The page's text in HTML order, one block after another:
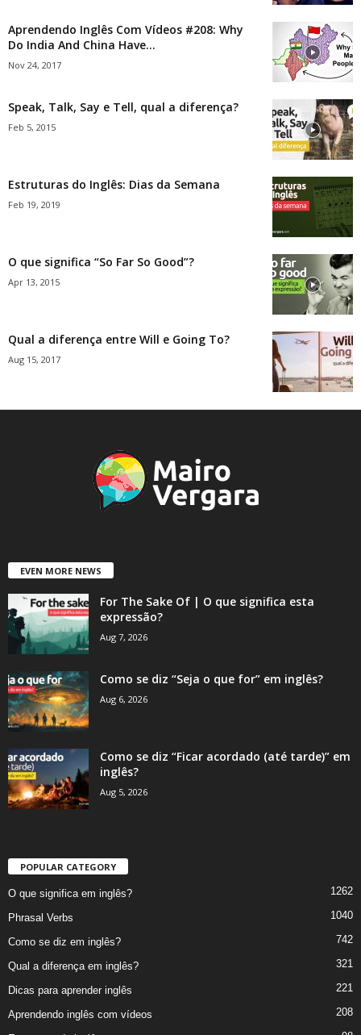
Aprendendo Inglês Com Vídeos #208: Why
Do India And China Have...
Nov 24, 2017
Speak, Talk, Say e Tell, qual a diferença?
Feb 5, 2015
Estruturas do Inglês: Dias da Semana
Feb 19, 2019
O que significa “So Far So Good”?
Apr 13, 2015
Qual a diferença entre Will e Going To?
Aug 15, 2017
EVEN MORE NEWS
For The Sake Of | O que significa esta
expressão?
Aug 7, 2026
Como se diz “Seja o que for” em inglês?
Aug 6, 2026
Como se diz “Ficar acordado (até tarde)” em
inglês?
Aug 5, 2026
POPULAR CATEGORY
O que significa em inglês? 1262
Phrasal Verbs 1040
Como se diz em inglês? 742
Qual a diferença em inglês? 321
Dicas para aprender inglês 221
Aprendendo inglês com vídeos 208